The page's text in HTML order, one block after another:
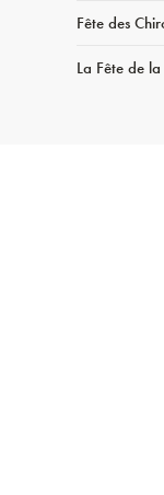
Fête des
La Fête de